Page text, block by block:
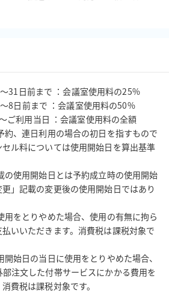
31日前まで ：会議室使用料の25%
8日前まで ：会議室使用料の50%
ご利用当日 ：会議室使用料の全額
、連日利用の場合の初日を指すもので
ル料については使用開始日を算出基準
使用開始日とは予約成立時の使用開始
」記載の変更後の使用開始日ではあり
をとりやめた場合、使用の有無に拘ら
いいただきます。消費税は課税対象で
始日の当日に使用をとりやめた場合、
部注文した付帯サービスにかかる費用を
費税は課税対象です。